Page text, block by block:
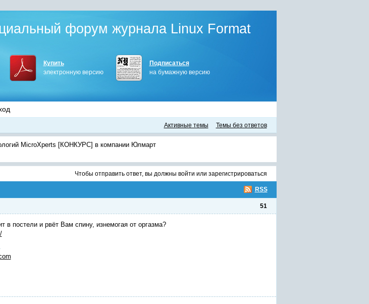
форум журнала Linux Format
Купить
электронную версию
Подписаться
на бумажную версию
Активные темы Темы без ответов
MicroXperts [КОНКУРС] в компании Юлмарт
Чтобы отправить ответ, вы должны войти или зарегистрироваться
RSS
51
в постели и рвёт Вам спину, изнемогая от оргазма?